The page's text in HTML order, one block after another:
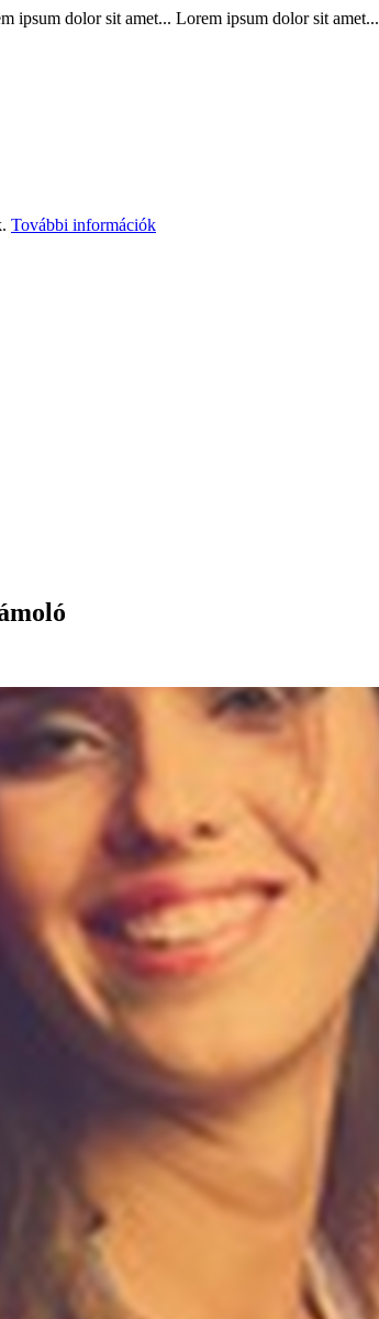
ipsum dolor sit amet... Lorem ipsum dolor sit amet...
További információk